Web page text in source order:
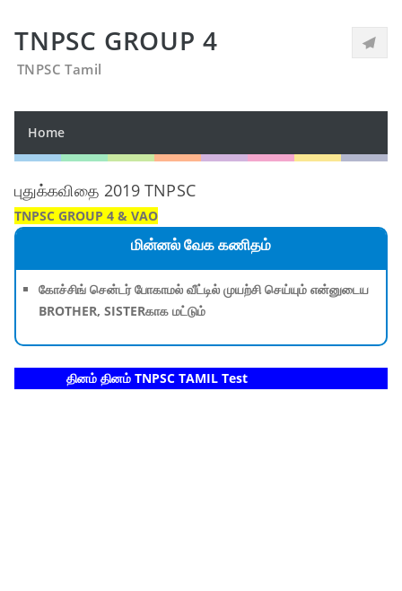
TNPSC GROUP 4
TNPSC Tamil
Home
புதுக்கவிதை 2019 TNPSC
TNPSC GROUP 4 & VAO
மின்னல் வேக கணிதம்
கோச்சிங் சென்டர் போகாமல் வீட்டில் முயற்சி செய்யும் என்னுடைய
BROTHER, SISTERகாக மட்டும்
தினம் தினம் TNPSC TAMIL Test